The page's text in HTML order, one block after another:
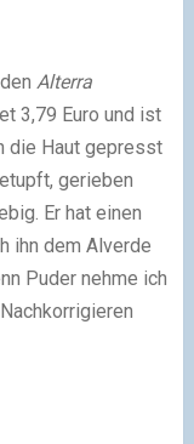
Alterra
3,79 Euro und ist
die Haut gepresst
gerieben
Er hat einen
ihn dem Alverde
Puder nehme ich